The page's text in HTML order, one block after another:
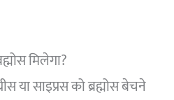
मिलेगा?
या साइप्रस को ब्रह्मोस बेचने